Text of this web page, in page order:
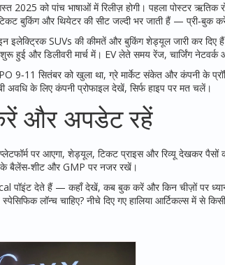
को पांच भाषाओं में रिलीज़ होगी। पहला पोस्टर ऋतिक
बुकिंग और थियेटर की सीट जल्दी भर जाती हैं — प्री‑बुक
इलेक्ट्रिक SUVs की कीमतें और बुकिंग शेड्यूल जारी कर
हुई और डिलीवरी मार्च में। EV लेते समय रेंज, चार्जिंग नेटवर्क
9‑11 सितंबर को खुला था, ग्रे मार्केट संकेत और कंपनी के
अवधि के लिए कंपनी प्रोफाइल देखें, सिर्फ हाइप पर मत चलें।
और अपडेट रहें
पर आएगा, शेड्यूल, टिकट प्राइस और रिव्यू देखकर पैसों
बैलेंस‑शीट और GMP पर नजर रखें।
पॉइंट देते हैं — कहाँ देखें, कब बुक करें और किन चीज़ों पर
लॉन्च चाहिए? नीचे दिए गए हालिया आर्टिकल्स में